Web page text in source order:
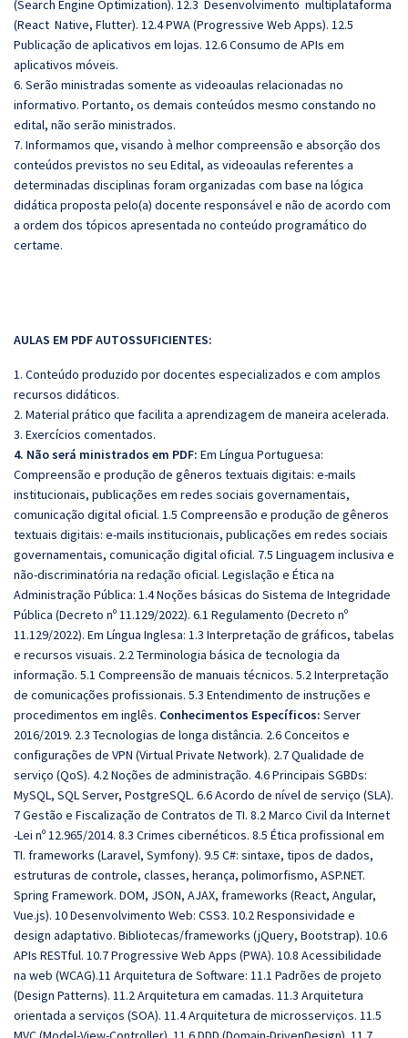
(Search Engine Optimization). 12.3 Desenvolvimento multiplataforma
(React Native, Flutter). 12.4 PWA (Progressive Web Apps). 12.5
Publicação de aplicativos em lojas. 12.6 Consumo de APIs em
aplicativos móveis.
6. Serão ministradas somente as videoaulas relacionadas no
informativo. Portanto, os demais conteúdos mesmo constando no
edital, não serão ministrados.
7. Informamos que, visando à melhor compreensão e absorção dos
conteúdos previstos no seu Edital, as videoaulas referentes a
determinadas disciplinas foram organizadas com base na lógica
didática proposta pelo(a) docente responsável e não de acordo com
a ordem dos tópicos apresentada no conteúdo programático do
certame.
AULAS EM PDF AUTOSSUFICIENTES:
1. Conteúdo produzido por docentes especializados e com amplos
recursos didáticos.
2. Material prático que facilita a aprendizagem de maneira acelerada.
3. Exercícios comentados.
4. Não será ministrados em PDF: Em Língua Portuguesa:
Compreensão e produção de gêneros textuais digitais: e-mails
institucionais, publicações em redes sociais governamentais,
comunicação digital oficial. 1.5 Compreensão e produção de gêneros
textuais digitais: e-mails institucionais, publicações em redes sociais
governamentais, comunicação digital oficial. 7.5 Linguagem inclusiva e
não-discriminatória na redação oficial. Legislação e Ética na
Administração Pública: 1.4 Noções básicas do Sistema de Integridade
Pública (Decreto nº 11.129/2022). 6.1 Regulamento (Decreto nº
11.129/2022). Em Língua Inglesa: 1.3 Interpretação de gráficos, tabelas
e recursos visuais. 2.2 Terminologia básica de tecnologia da
informação. 5.1 Compreensão de manuais técnicos. 5.2 Interpretação
de comunicações profissionais. 5.3 Entendimento de instruções e
procedimentos em inglês. Conhecimentos Específicos: Server
2016/2019. 2.3 Tecnologias de longa distância. 2.6 Conceitos e
configurações de VPN (Virtual Private Network). 2.7 Qualidade de
serviço (QoS). 4.2 Noções de administração. 4.6 Principais SGBDs:
MySQL, SQL Server, PostgreSQL. 6.6 Acordo de nível de serviço (SLA).
7 Gestão e Fiscalização de Contratos de TI. 8.2 Marco Civil da Internet
-Lei nº 12.965/2014. 8.3 Crimes cibernéticos. 8.5 Ética profissional em
TI. frameworks (Laravel, Symfony). 9.5 C#: sintaxe, tipos de dados,
estruturas de controle, classes, herança, polimorfismo, ASP.NET.
Spring Framework. DOM, JSON, AJAX, frameworks (React, Angular,
Vue.js). 10 Desenvolvimento Web: CSS3. 10.2 Responsividade e
design adaptativo. Bibliotecas/frameworks (jQuery, Bootstrap). 10.6
APIs RESTful. 10.7 Progressive Web Apps (PWA). 10.8 Acessibilidade
na web (WCAG).11 Arquitetura de Software: 11.1 Padrões de projeto
(Design Patterns). 11.2 Arquitetura em camadas. 11.3 Arquitetura
orientada a serviços (SOA). 11.4 Arquitetura de microsserviços. 11.5